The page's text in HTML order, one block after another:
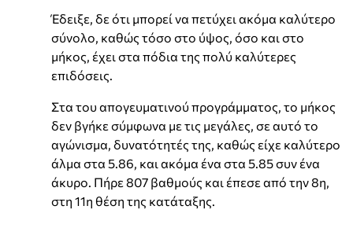
Έδειξε, δε ότι μπορεί να πετύχει ακόμα καλύτερο
σύνολο, καθώς τόσο στο ύψος, όσο και στο
μήκος, έχει στα πόδια της πολύ καλύτερες
επιδόσεις.
Στα του απογευματινού προγράμματος, το μήκος
δεν βγήκε σύμφωνα με τις μεγάλες, σε αυτό το
αγώνισμα, δυνατότητές της, καθώς είχε καλύτερο
άλμα στα 5.86, και ακόμα ένα στα 5.85 συν ένα
άκυρο. Πήρε 807 βαθμούς και έπεσε από την 8η,
στη 11η θέση της κατάταξης.